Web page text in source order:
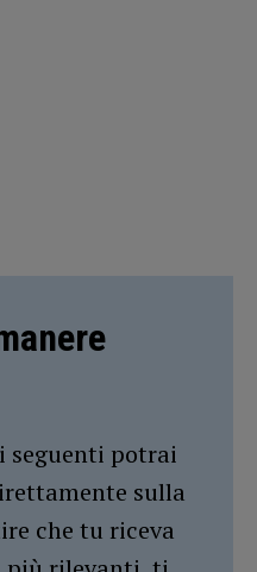
seguenti potrai
sulla
che tu riceva